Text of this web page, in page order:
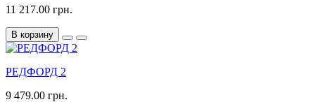
11 217.00 грн.
В корзину
РЕДФОРД 2
9 479.00 грн.